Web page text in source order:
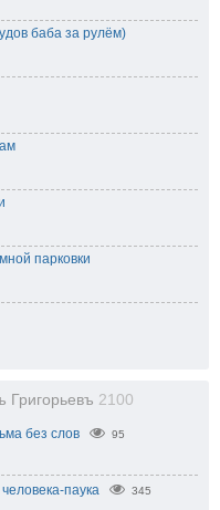
баба за рулём)
парковки
Григорьевъ 2100
без слов 95
паука 345